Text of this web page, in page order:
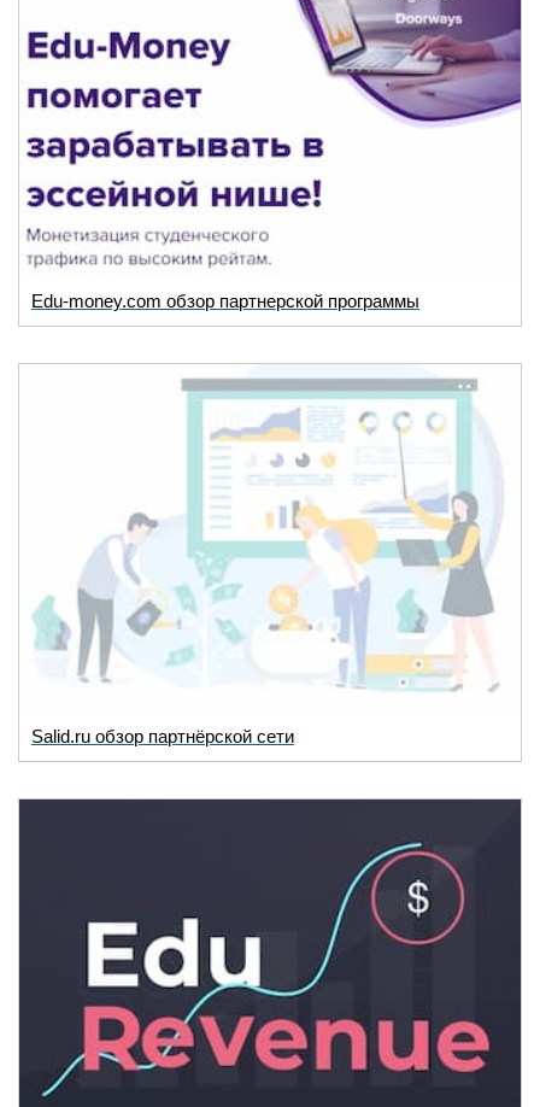
Edu-money.com обзор партнерской программы
Salid.ru обзор партнёрской сети